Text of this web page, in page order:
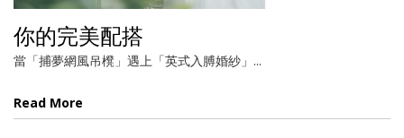
你的完美配搭
當「捕夢網風吊櫈」遇上「英式入膊婚紗」...
Read More